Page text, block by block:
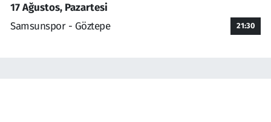
17 Ağustos, Pazartesi
Samsunspor - Göztepe
21:30